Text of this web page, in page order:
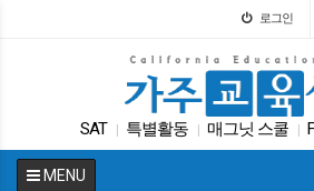
로그인
SAT 특별활동 매그닛 스쿨
| 교육구 인터뷰 학자금
MENU